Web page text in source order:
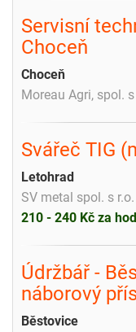
Servisní
Choceň
Choceň
Moreau Agri, spol. s
Svářeč TIG
Letohrad
SV metal spol. s r.o.
210 - 240 Kč za
Údržbář -
náborový
Běstovice